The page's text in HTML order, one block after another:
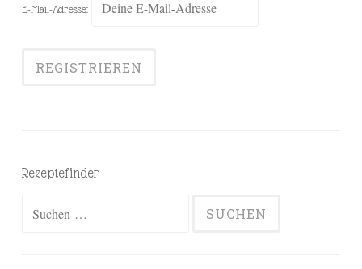
E-Mail-Adresse:
Rezeptefinder